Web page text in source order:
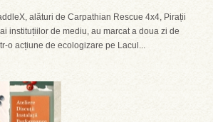
alături de Carpathian Rescue 4x4, Pirații
instituțiilor de mediu, au marcat a doua zi de
o acțiune de ecologizare pe Lacul...